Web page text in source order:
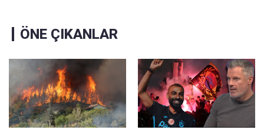
ÖNE ÇIKANLAR